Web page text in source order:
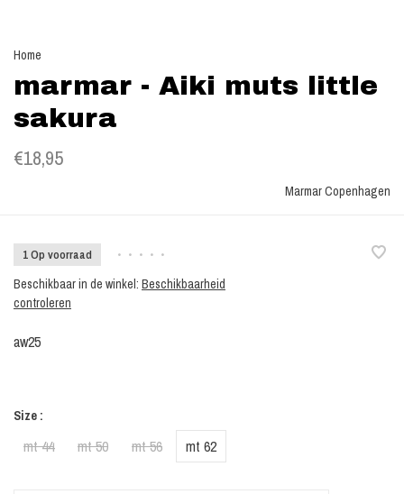
Home
marmar - Aiki muts little
sakura
€18,95
Marmar Copenhagen
1 Op voorraad • • • • •
Beschikbaar in de winkel: Beschikbaarheid
controleren
aw25
Size :
mt 44 mt 50 mt 56 mt 62